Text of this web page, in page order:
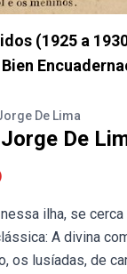
(1925 a
De Lima
De
ilha, se
A divina
os lusíadas, de